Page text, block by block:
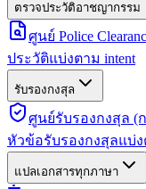
ตรวจประวัติอาชญากรรม
ศูนย์ Police
ประวัติแบ่งตาม intent
รับรองกงสุล
ศูนย์รับรองกงสุล (
หัวข้อรับรองกงสุลแบ่ง
แปลเอกสารทุกภาษา